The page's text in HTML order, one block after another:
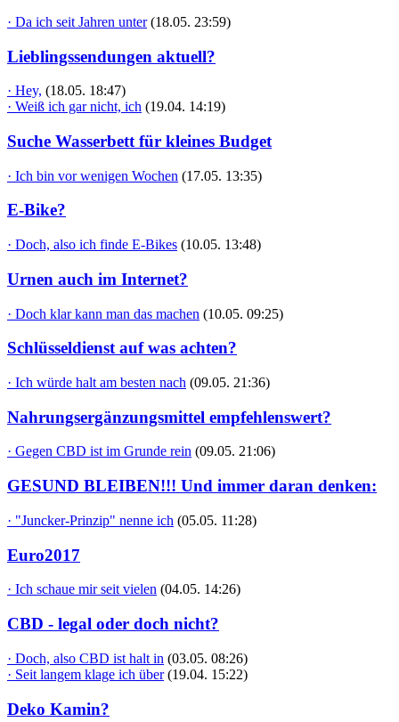
· Da ich seit Jahren unter (18.05. 23:59)
Lieblingssendungen aktuell?
· Hey, (18.05. 18:47)
· Weiß ich gar nicht, ich (19.04. 14:19)
Suche Wasserbett für kleines Budget
· Ich bin vor wenigen Wochen (17.05. 13:35)
E-Bike?
· Doch, also ich finde E-Bikes (10.05. 13:48)
Urnen auch im Internet?
· Doch klar kann man das machen (10.05. 09:25)
Schlüsseldienst auf was achten?
· Ich würde halt am besten nach (09.05. 21:36)
Nahrungsergänzungsmittel empfehlenswert?
· Gegen CBD ist im Grunde rein (09.05. 21:06)
GESUND BLEIBEN!!! Und immer daran denken:
· "Juncker-Prinzip" nenne ich (05.05. 11:28)
Euro2017
· Ich schaue mir seit vielen (04.05. 14:26)
CBD - legal oder doch nicht?
· Doch, also CBD ist halt in (03.05. 08:26)
· Seit langem klage ich über (19.04. 15:22)
Deko Kamin?